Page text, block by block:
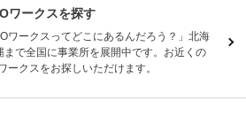
ワークスを探す
ワークスってどこにあるんだろう？」北海
まで全国に事業所を展開中です。お近くの
ークスをお探しいただけます。